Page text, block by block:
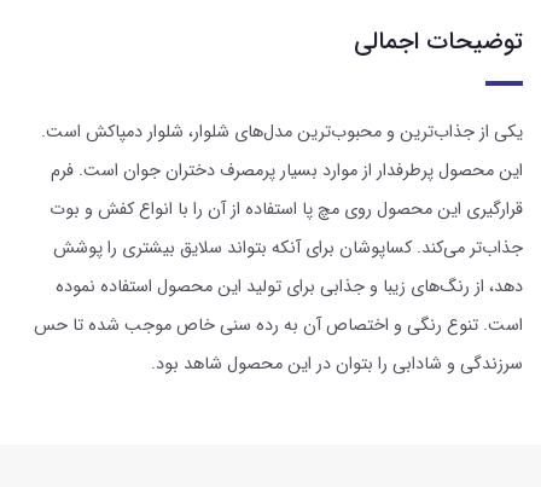
توضیحات اجمالی
یکی از جذاب‌ترین و محبوب‌ترین مدل‌های شلوار، شلوار دمپاکش است.
این محصول پرطرفدار از موارد بسیار پرمصرف دختران جوان است. فرم
قرارگیری این محصول روی مچ پا استفاده از آن را با انواع کفش و بوت
جذاب‌تر می‌کند. کساپوشان برای آنکه بتواند سلایق بیشتری را پوشش
دهد، از رنگ‌های زیبا و جذابی برای تولید این محصول استفاده نموده
است. تنوع رنگی و اختصاص آن به رده سنی خاص موجب شده تا حس
سرزندگی و شادابی را بتوان در این محصول شاهد بود.